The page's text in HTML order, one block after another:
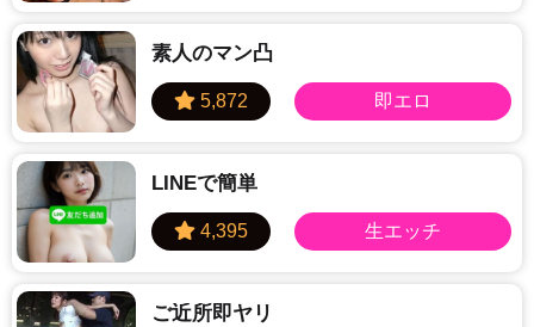
素人のマン凸
LINEで簡単
ご近所即ヤリ